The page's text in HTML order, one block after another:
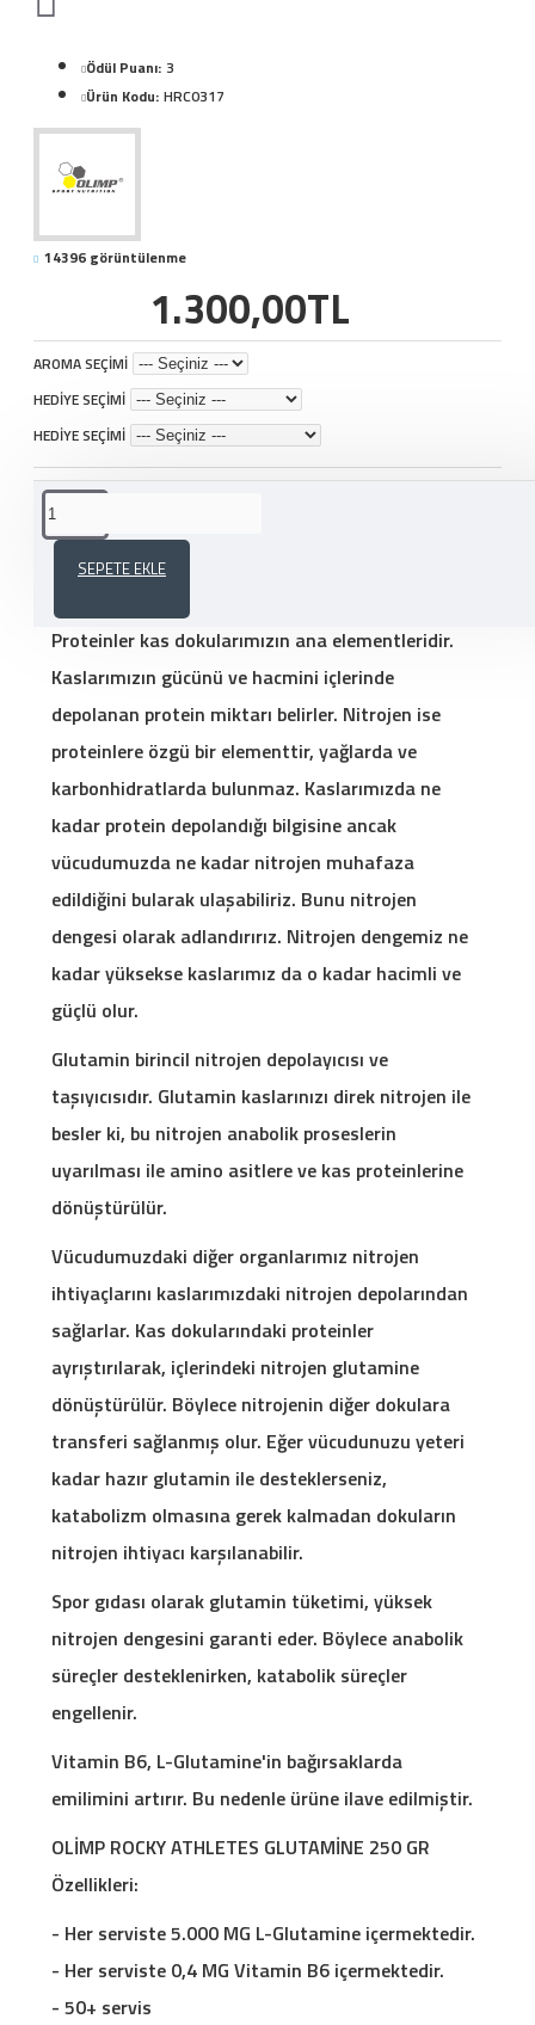
Ödül Puanı: 3
Ürün Kodu: HRC0317
14396 görüntülenme
1.300,00TL
AROMA SEÇİMİ
HEDİYE SEÇİMİ
HEDİYE SEÇİMİ
SEPETE EKLE
Proteinler kas dokularımızın ana elementleridir.
Kaslarımızın gücünü ve hacmini içlerinde
depolanan protein miktarı belirler. Nitrojen ise
proteinlere özgü bir elementtir, yağlarda ve
karbonhidratlarda bulunmaz. Kaslarımızda ne
kadar protein depolandığı bilgisine ancak
vücudumuzda ne kadar nitrojen muhafaza
edildiğini bularak ulaşabiliriz. Bunu nitrojen
dengesi olarak adlandırırız. Nitrojen dengemiz ne
kadar yüksekse kaslarımız da o kadar hacimli ve
güçlü olur.
Glutamin birincil nitrojen depolayıcısı ve
taşıyıcısıdır. Glutamin kaslarınızı direk nitrojen ile
besler ki, bu nitrojen anabolik proseslerin
uyarılması ile amino asitlere ve kas proteinlerine
dönüştürülür.
Vücudumuzdaki diğer organlarımız nitrojen
ihtiyaçlarını kaslarımızdaki nitrojen depolarından
sağlarlar. Kas dokularındaki proteinler
ayrıştırılarak, içlerindeki nitrojen glutamine
dönüştürülür. Böylece nitrojenin diğer dokulara
transferi sağlanmış olur. Eğer vücudunuzu yeteri
kadar hazır glutamin ile desteklerseniz,
katabolizm olmasına gerek kalmadan dokuların
nitrojen ihtiyacı karşılanabilir.
Spor gıdası olarak glutamin tüketimi, yüksek
nitrojen dengesini garanti eder. Böylece anabolik
süreçler desteklenirken, katabolik süreçler
engellenir.
Vitamin B6, L-Glutamine'in bağırsaklarda
emilimini artırır. Bu nedenle ürüne ilave edilmiştir.
OLİMP ROCKY ATHLETES GLUTAMİNE 250 GR
Özellikleri:
- Her serviste 5.000 MG L-Glutamine içermektedir.
- Her serviste 0,4 MG Vitamin B6 içermektedir.
- 50+ servis